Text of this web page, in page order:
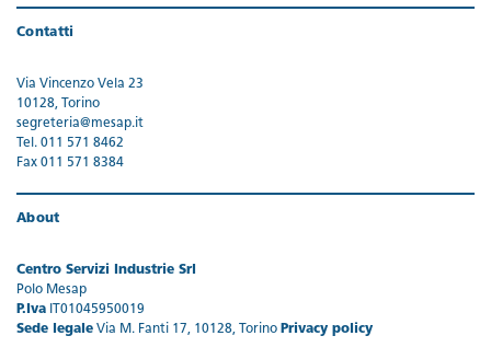
Contatti
Via Vincenzo Vela 23
10128, Torino
segreteria@mesap.it
Tel. 011 571 8462
Fax 011 571 8384
About
Centro Servizi Industrie Srl
Polo Mesap
P.Iva IT01045950019
Sede legale Via M. Fanti 17, 10128, Torino Privacy policy